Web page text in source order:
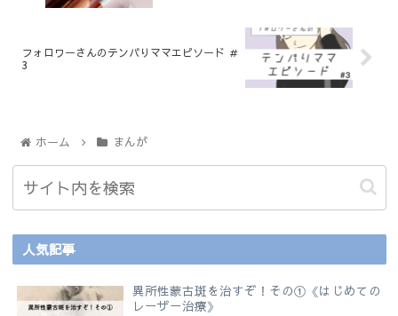
フォロワーさんのテンパりママエピソード ＃
3
ホーム まんが
人気記事
異所性蒙古斑を治すぞ！その①《はじめての
レーザー治療》